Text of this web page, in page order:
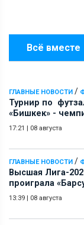
Всё вместе
ГЛАВНЫЕ НОВОСТИ /
Турнир по
«Бишкек» -
17:21 | 08 августа
ГЛАВНЫЕ НОВОСТИ /
Высшая Лига-
проиграла
13:39 | 08 августа